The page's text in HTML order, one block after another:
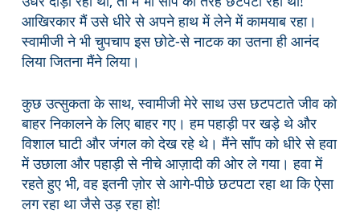
आखिरकार मैं उसे धीरे से अपने हाथ में लेने में कामयाब रहा।
स्वामीजी ने भी चुपचाप इस छोटे-से नाटक का उतना ही आनंद
लिया जितना मैंने लिया।
कुछ उत्सुकता के साथ, स्वामीजी मेरे साथ उस छटपटाते जीव को
बाहर निकालने के लिए बाहर गए। हम पहाड़ी पर खड़े थे और
विशाल घाटी और जंगल को देख रहे थे। मैंने साँप को धीरे से हवा
में उछाला और पहाड़ी से नीचे आज़ादी की ओर ले गया। हवा में
रहते हुए भी, वह इतनी ज़ोर से आगे-पीछे छटपटा रहा था कि ऐसा
लग रहा था जैसे उड़ रहा हो!